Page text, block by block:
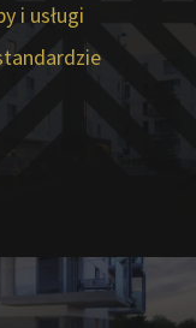
i usługi